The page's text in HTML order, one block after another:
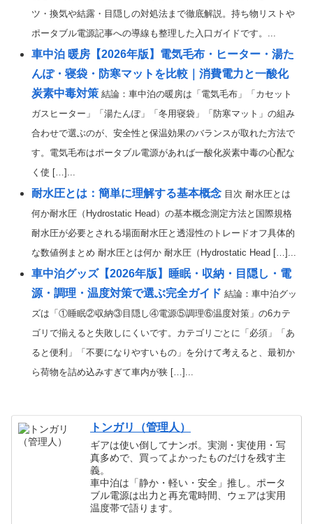
ツ・換気や結露・目隠しの対処法まで徹底解説。持ち物リストや
ポータブル電源記事への導線も整理した入口ガイドです。...
車中泊 暖房【2026年版】電気毛布・ヒーター・湯た
んぽ・寝袋・防寒マットを比較｜消費電力と一酸化
炭素中毒対策 結論：車中泊の暖房は「電気毛布」「カセット
ガスヒーター」「湯たんぽ」「冬用寝袋」「防寒マット」の組み
合わせで選ぶのが、安全性と保温効果のバランスが取れた方法で
す。電気毛布はポータブル電源があれば一酸化炭素中毒の心配な
く使 […]...
耐水圧とは：簡単に理解する基本概念 目次 耐水圧とは
何か耐水圧（Hydrostatic Head）の基本概念測定方法と国際規格
耐水圧が必要とされる場面耐水圧と透湿性のトレードオフ具体的
な数値例まとめ 耐水圧とは何か 耐水圧（Hydrostatic Head […]...
車中泊グッズ【2026年版】睡眠・収納・目隠し・電
源・調理・温度対策で選ぶ完全ガイド 結論：車中泊グッ
ズは「①睡眠②収納③目隠し④電源⑤調理⑥温度対策」の6カテ
ゴリで揃えると失敗しにくいです。カテゴリごとに「必須」「あ
ると便利」「不要になりやすいもの」を分けて考えると、最初か
ら荷物を詰め込みすぎて車内が狭 […]...
トンガリ（管理人）
ギアは使い倒してナンボ。実測・実使用・写
真多めで、買ってよかったものだけを残す主
義。
車中泊は「静か・軽い・安全」推し。ポータ
ブル電源は出力と再充電時間、ウェアは実用
温度帯で語ります。